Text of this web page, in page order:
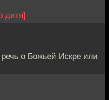
дитя]
о Божьей Искре или